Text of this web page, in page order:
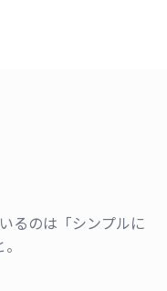
るのは「シンプルに